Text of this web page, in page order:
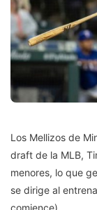
Los Mellizos de
draft de la MLB,
menores, lo que
se dirige al
comience).